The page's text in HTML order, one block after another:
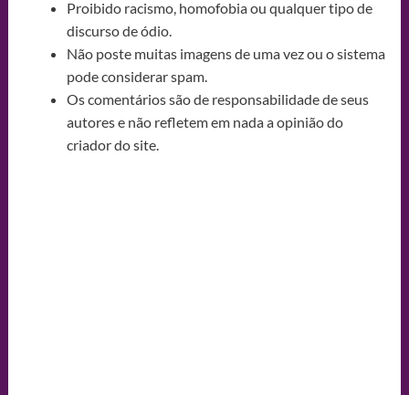
Proibido racismo, homofobia ou qualquer tipo de
discurso de ódio.
Não poste muitas imagens de uma vez ou o sistema
pode considerar spam.
Os comentários são de responsabilidade de seus
autores e não refletem em nada a opinião do
criador do site.